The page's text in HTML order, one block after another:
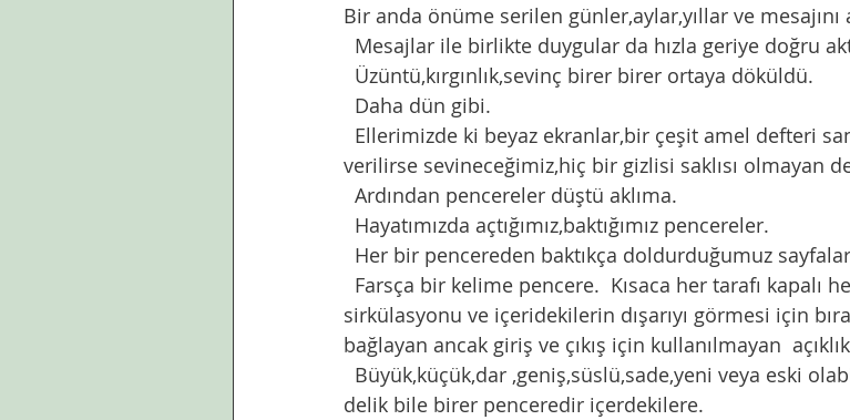
Bir anda önüme serilen günler,aylar,yıllar ve mesajını
Mesajlar ile birlikte duygular da hızla geriye doğru
  Üzüntü,kırgınlık,sevinç birer birer ortaya döküldü.
  Daha dün gibi.
verilirse sevineceğimiz,hiç bir gizlisi saklısı olmayan
  Ardından pencereler düştü aklıma.
  Hayatımızda açtığımız,baktığımız pencereler.
Her bir pencereden baktıkça doldurduğumuz
sirkülasyonu ve içeridekilerin dışarıyı görmesi için
bağlayan ancak giriş ve çıkış için kullanılmayan
delik bile birer penceredir içerdekilere.